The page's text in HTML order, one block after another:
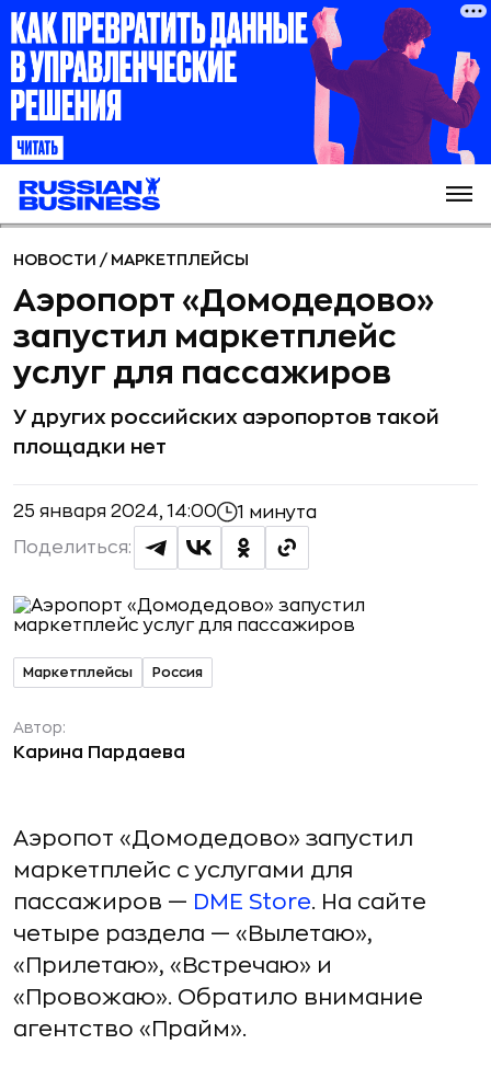
НОВОСТИ / МАРКЕТПЛЕЙСЫ
Аэропорт «Домодедово»
запустил маркетплейс
услуг для пассажиров
У других российских аэропортов такой
площадки нет
25 января 2024, 14:00 1 минута
Поделиться:
Маркетплейсы Россия
Автор:
Карина Пардаева
Аэропот «Домодедово» запустил
маркетплейс с услугами для
пассажиров — DME Store. На сайте
четыре раздела — «Вылетаю»,
«Прилетаю», «Встречаю» и
«Провожаю». Обратило внимание
агентство «Прайм».